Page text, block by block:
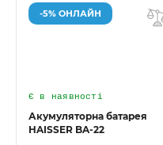
-5% ОНЛАЙН
Є в наявності
Акумуляторна батарея
HAISSER BA-22